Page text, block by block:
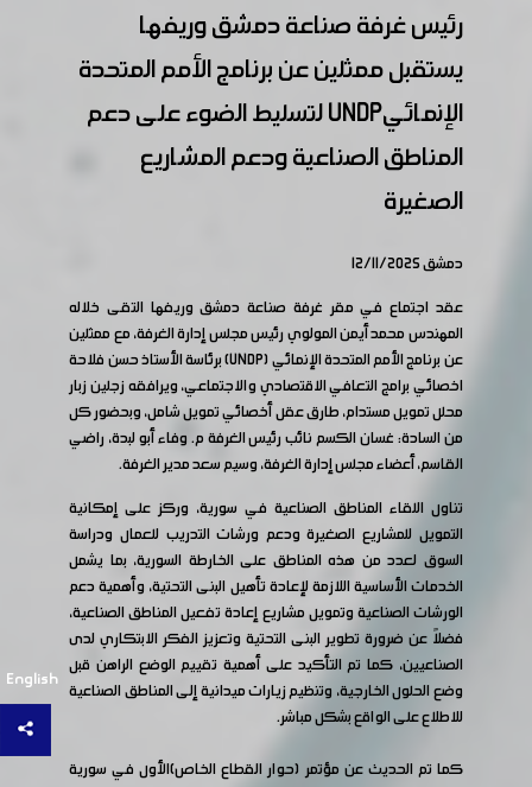
English
رئيس غرفة صناعة دمشق وريفها
يستقبل ممثلين عن برنامج الأمم المتحدة
الإنمائيUNDP لتسليط الضوء على دعم
المناطق الصناعية ودعم المشاريع
الصغيرة
دمشق 12/11/2025
عقد اجتماع في مقر غرفة صناعة دمشق وريفها التقى خلاله
المهندس محمد أيمن المولوي رئيس مجلس إدارة الغرفة، مع ممثلين
عن برنامج الأمم المتحدة الإنمائي (UNDP) برئاسة الأستاذ حسن فلاحة
اخصائي برامج التعافي الاقتصادي والاجتماعي، ويرافقه زجلين زبار
محلل تمويل مستدام، طارق عقل أخصائي تمويل شامل، وبحضور كل
من السادة: غسان الكسم نائب رئيس الغرفة م. وفاء أبو لبدة، راضي
القاسم، أعضاء مجلس إدارة الغرفة، وسيم سعد مدير الغرفة.
تناول اللقاء المناطق الصناعية في سورية، وركز على إمكانية
التمويل للمشاريع الصغيرة ودعم ورشات التدريب للعمال ودراسة
السوق لعدد من هذه المناطق على الخارطة السورية، بما يشمل
الخدمات الأساسية اللازمة لإعادة تأهيل البنى التحتية، وأهمية دعم
الورشات الصناعية وتمويل مشاريع إعادة تفعيل المناطق الصناعية،
فضلاً عن ضرورة تطوير البنى التحتية وتعزيز الفكر الابتكاري لدى
الصناعيين، كما تم التأكيد على أهمية تقييم الوضع الراهن قبل
وضع الحلول الخارجية، وتنظيم زيارات ميدانية إلى المناطق الصناعية
للاطلاع على الواقع بشكل مباشر.
كما تم الحديث عن مؤتمر (حوار القطاع الخاص)الأول في سورية